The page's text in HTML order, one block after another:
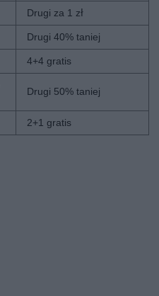
Drugi za 1 zł
Drugi 40% taniej
4+4 gratis
Drugi 50% taniej
2+1 gratis